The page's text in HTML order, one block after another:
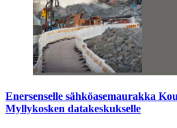
Enersenselle sähköasemaurakka
Myllykosken datakeskukselle